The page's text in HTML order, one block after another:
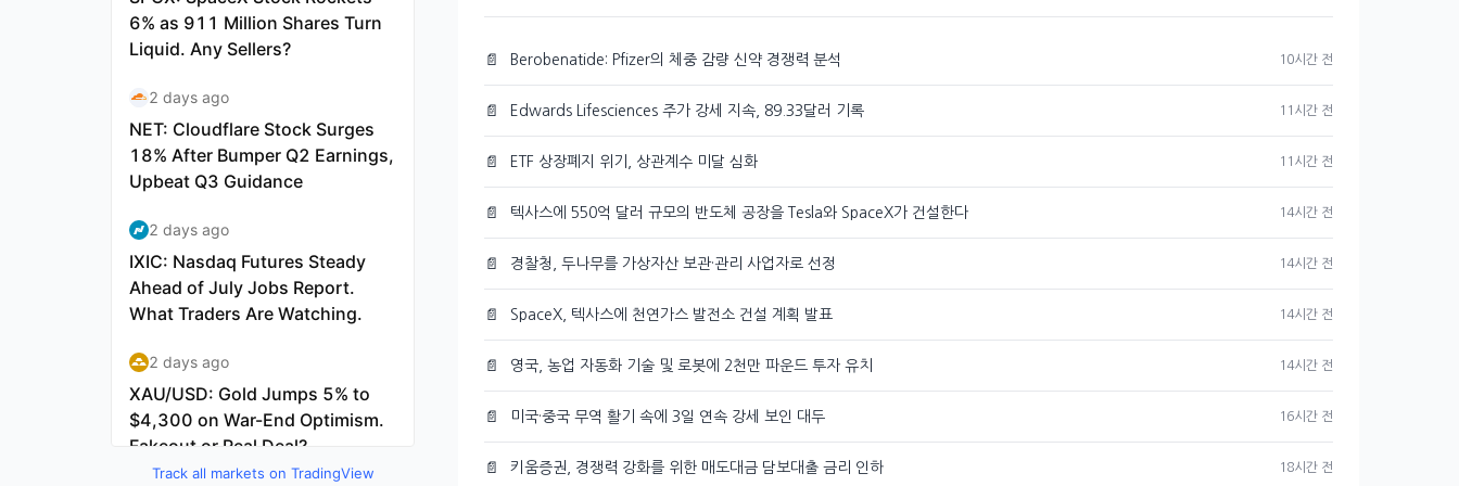
Track all markets on TradingView
📄 Berobenatide: Pfizer의 체중 감량 신약 경쟁력 분석 10시간 전
📄 Edwards Lifesciences 주가 강세 지속, 89.33달러 기록 11시간 전
📄 ETF 상장폐지 위기, 상관계수 미달 심화 11시간 전
📄 텍사스에 550억 달러 규모의 반도체 공장을 Tesla와 SpaceX가 건설한다 14시간 전
📄 경찰청, 두나무를 가상자산 보관·관리 사업자로 선정 14시간 전
📄 SpaceX, 텍사스에 천연가스 발전소 건설 계획 발표 14시간 전
📄 영국, 농업 자동화 기술 및 로봇에 2천만 파운드 투자 유치 14시간 전
📄 미국·중국 무역 활기 속에 3일 연속 강세 보인 대두 16시간 전
📄 키움증권, 경쟁력 강화를 위한 매도대금 담보대출 금리 인하 18시간 전